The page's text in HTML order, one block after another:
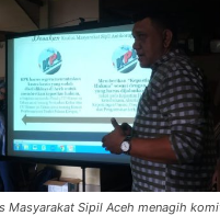
Masyarakat Sipil Aceh menagih